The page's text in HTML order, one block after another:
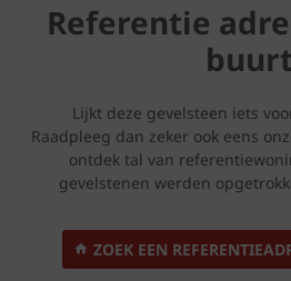
Referentie
buurt
Lijkt deze gevelsteen iets
Raadpleeg dan zeker ook eens
ontdek tal van
gevelstenen werden
ZOEK EEN